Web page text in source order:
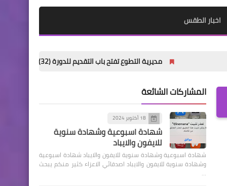
اخبار الطقس
مديرية التطوع تفتح باب التقديم للدورة (32) للمعهد العالي للتطوير الأمني والإداري
المشاركات الشائعة
18 أكتوبر 2024
شهادة اسبوعية وشهادة سنوية
للايفون والايباد
شهادة اسبوعية وشهادة سنوية للايفون والايباد شهادة اسبوعية
وشهادة سنوية للايفون والايباد اصدقائي الاعزاء كثير منكم يبحث
…